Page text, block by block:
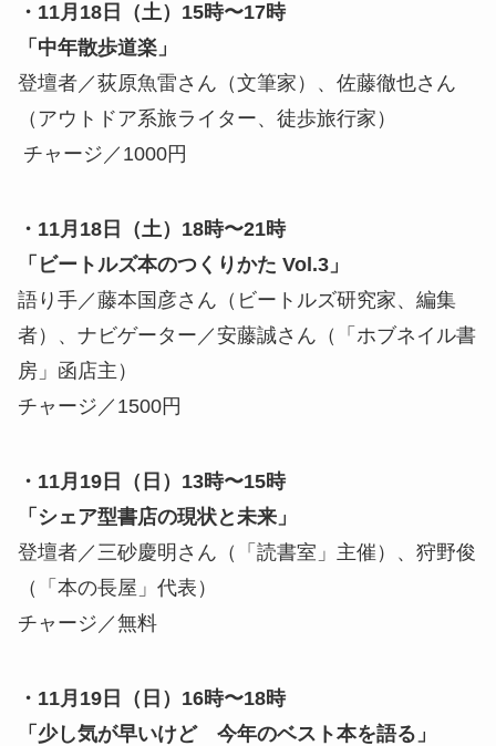
・11月18日（土）15時〜17時
「中年散歩道楽」
登壇者／荻原魚雷さん（文筆家）、佐藤徹也さん
（アウトドア系旅ライター、徒歩旅行家）
チャージ／1000円
・11月18日（土）18時〜21時
「ビートルズ本のつくりかた Vol.3」
語り手／藤本国彦さん（ビートルズ研究家、編集
者）、ナビゲーター／安藤誠さん（「ホブネイル書
房」函店主）
チャージ／1500円
・11月19日（日）13時〜15時
「シェア型書店の現状と未来」
登壇者／三砂慶明さん（「読書室」主催）、狩野俊
（「本の長屋」代表）
チャージ／無料
・11月19日（日）16時〜18時
「少し気が早いけど 今年のベスト本を語る」